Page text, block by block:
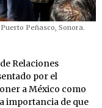
Peñasco, Sonora.
Relaciones
por el
a México como
importancia de que